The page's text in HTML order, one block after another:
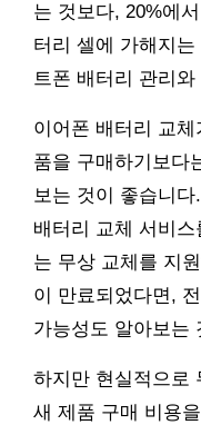
는 것보다, 20%에
터리 셀에 가해지
트폰 배터리 관리
이어폰 배터리 교체
품을 구매하기보다
보는 것이 좋습니
배터리 교체 서비스
는 무상 교체를 지
이 만료되었다면,
가능성도 알아보는
하지만 현실적으로
새 제품 구매 비용